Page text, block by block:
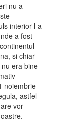
nu a
interior l-a
a fost
si chiar
era bine
noiembrie
astfel
vor